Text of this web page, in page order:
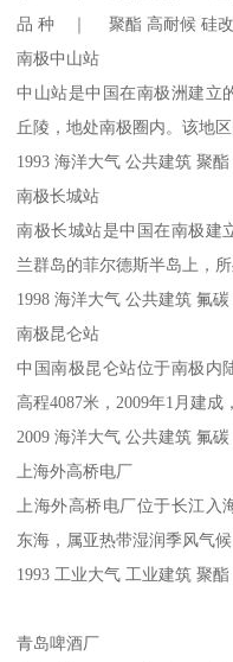
品 种 ｜ 聚酯 高耐候 硅改
南极中山站
中山站是中国在南极洲建立
丘陵，地处南极圈内。该地
1993 海洋大气 公共建筑 聚酯
南极长城站
南极长城站是中国在南极建
兰群岛的菲尔德斯半岛上，
1998 海洋大气 公共建筑 氟碳
南极昆仑站
中国南极昆仑站位于南极内
高程4087米，2009年1月建成
2009 海洋大气 公共建筑 氟碳
上海外高桥电厂
上海外高桥电厂位于长江
东海，属亚热带湿润季风气
1993 工业大气 工业建筑 聚酯
青岛啤酒厂